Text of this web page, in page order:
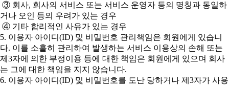
③ 회사, 회사의 서비스 또는 서비스 운영자 등의 명칭과 동일하
거나 오인 등의 우려가 있는 경우
④ 기타 합리적인 사유가 있는 경우
5. 이용자 아이디(ID) 및 비밀번호 관리책임은 회원에게 있습니
다. 이를 소홀히 관리하여 발생하는 서비스 이용상의 손해 또는
제3자에 의한 부정이용 등에 대한 책임은 회원에게 있으며 회사
는 그에 대한 책임을 지지 않습니다.
6. 이용자 아이디(ID) 및 비밀번호를 도난 당하거나 제3자가 사용